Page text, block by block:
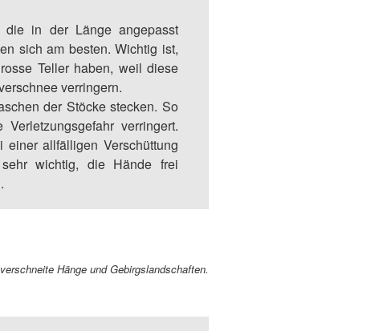
die in der Länge angepasst
sich am besten. Wichtig ist,
Teller haben, weil diese
verringern.
der Stöcke stecken. So
verringert.
allfälligen Verschüttung
wichtig, die Hände frei
Hänge und Gebirgslandschaften.